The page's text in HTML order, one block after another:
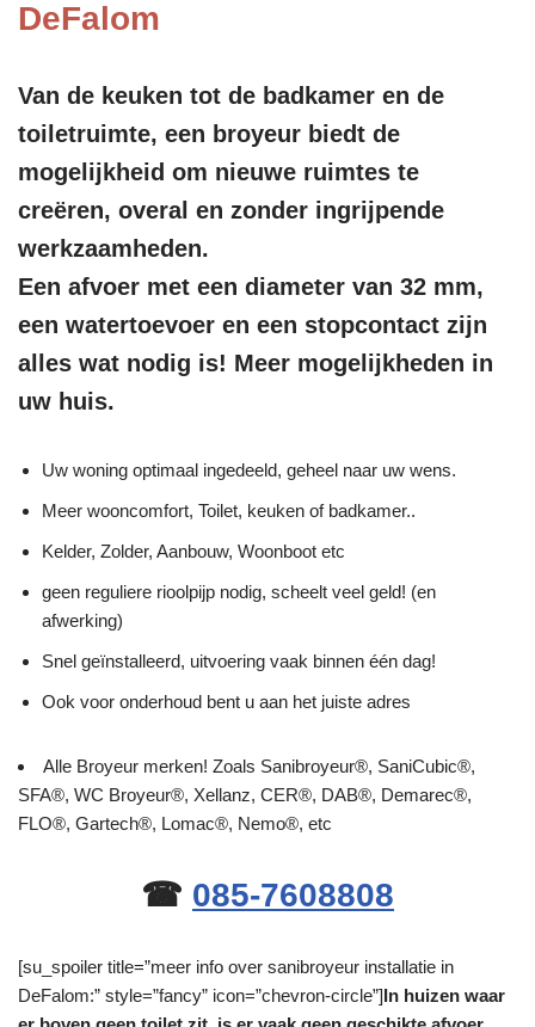
DeFalom
Van de keuken tot de badkamer en de
toiletruimte, een broyeur biedt de
mogelijkheid om nieuwe ruimtes te
creëren, overal en zonder ingrijpende
werkzaamheden.
Een afvoer met een diameter van 32 mm,
een watertoevoer en een stopcontact zijn
alles wat nodig is! Meer mogelijkheden in
uw huis.
Uw woning optimaal ingedeeld, geheel naar uw wens.
Meer wooncomfort, Toilet, keuken of badkamer..
Kelder, Zolder, Aanbouw, Woonboot etc
geen reguliere rioolpijp nodig, scheelt veel geld! (en
afwerking)
Snel geïnstalleerd, uitvoering vaak binnen één dag!
Ook voor onderhoud bent u aan het juiste adres
Alle Broyeur merken! Zoals Sanibroyeur®, SaniCubic®,
SFA®, WC Broyeur®, Xellanz, CER®, DAB®, Demarec®,
FLO®, Gartech®, Lomac®, Nemo®, etc
☎ 085-7608808
[su_spoiler title=”meer info over sanibroyeur installatie in
DeFalom:” style=”fancy” icon=”chevron-circle”]In huizen waar